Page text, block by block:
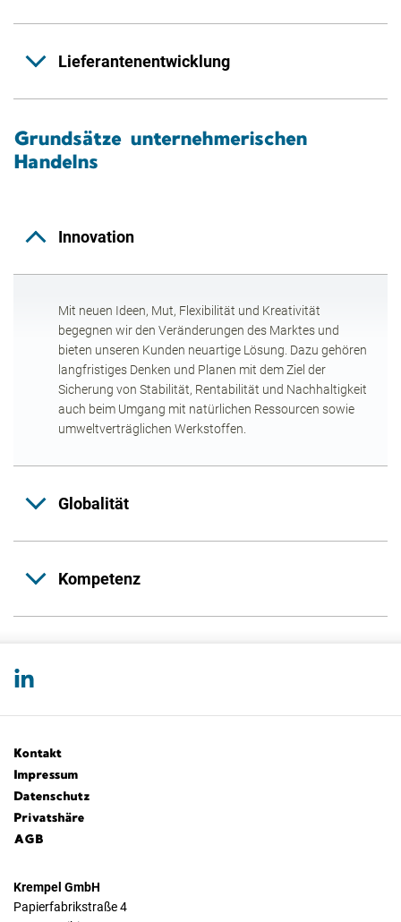
Lieferantenentwicklung
Grundsätze unternehmerischen
Handelns
Innovation
Mit neuen Ideen, Mut, Flexibilität und Kreativität
begegnen wir den Veränderungen des Marktes und
bieten unseren Kunden neuartige Lösung. Dazu gehören
langfristiges Denken und Planen mit dem Ziel der
Sicherung von Stabilität, Rentabilität und Nachhaltigkeit
auch beim Umgang mit natürlichen Ressourcen sowie
umweltverträglichen Werkstoffen.
Globalität
Kompetenz
Kontakt
Impressum
Datenschutz
Privatshäre
AGB
Krempel GmbH
Papierfabrikstraße 4